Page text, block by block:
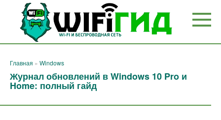
Перейти
контенту
Главная » Windows
Журнал обновлений в Windows 10 Pro и
Home: полный гайд